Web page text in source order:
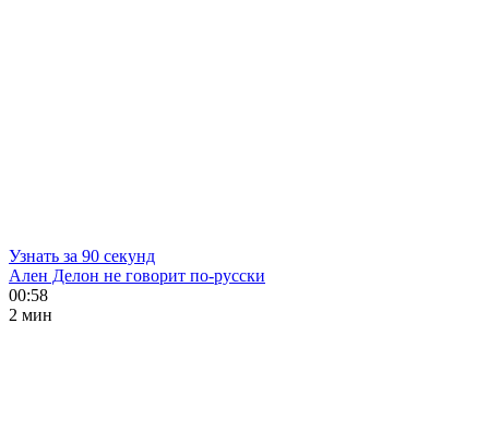
Узнать за 90 секунд
Ален Делон не говорит по-русски
00:58
2 мин